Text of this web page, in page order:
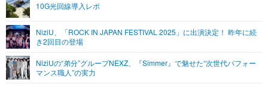
グラビア
ショッピング その他
その他
プッシュ通知の停止方法
10G光回線導入レポ
NiziU、「ROCK IN JAPAN FESTIVAL 2025」に出演決定！ 昨年に続
き2回目の登場
NiziUの“弟分”グループNEXZ、『Simmer』で魅せた“次世代パフォー
マンス職人”の実力